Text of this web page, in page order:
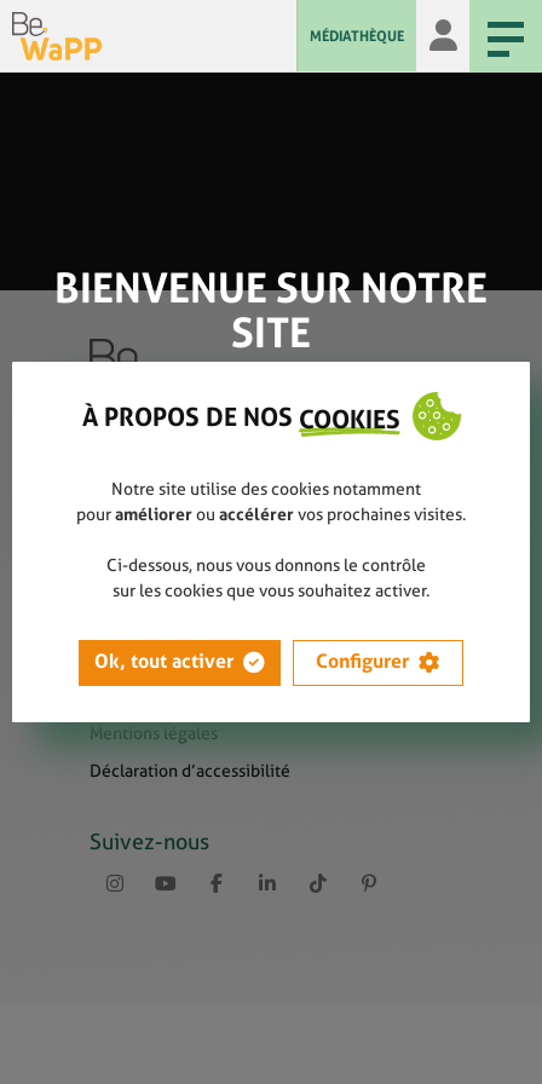
MÉDIATHÈQUE
Rapports annuels
Presse
Liens utiles
Mentions légales
Déclaration d’accessibilité
Suivez-nous
BIENVENUE SUR NOTRE
SITE
À PROPOS DE NOS COOKIES
Notre site utilise des cookies notamment
pouraméliorerou accélérervos prochaines visites.
Ci-dessous, nous vous donnons le contrôle
sur les cookies que vous souhaitez activer.
Ok, tout activer Configurer